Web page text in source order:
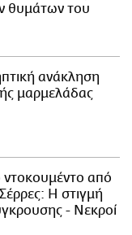
θυμάτων του
ανάκληση
μαρμελάδας
ντοκουμέντο από
Η στιγμή
- Νεκροί